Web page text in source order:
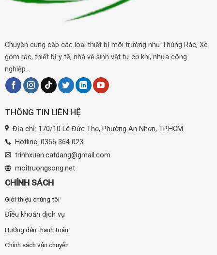
Chuyên cung cấp các loại thiết bị môi trường như Thùng Rác, Xe
gom rác, thiết bị y tế, nhà vệ sinh vật tư cơ khí, nhựa công
nghiệp...
THÔNG TIN LIÊN HỆ
Địa chỉ: 170/10 Lê Đức Thọ, Phường An Nhơn, TP.HCM
Hotline: 0356 364 023
trinhxuan.catdang@gmail.com
moitruongsong.net
CHÍNH SÁCH
Giới thiệu chúng tôi
Điều khoản dịch vụ
Hướng dẫn thanh toán
Chính sách vận chuyển